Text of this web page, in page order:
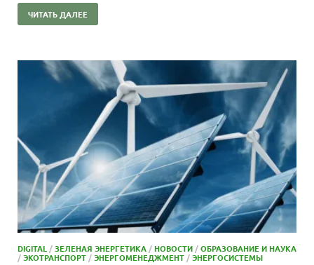
ЧИТАТЬ ДАЛЕЕ
DIGITAL /ЗЕЛЕНАЯ ЭНЕРГЕТИКА /НОВОСТИ /ОБРАЗОВАНИЕ И НАУКА
/ЭКОТРАНСПОРТ /ЭНЕРГОМЕНЕДЖМЕНТ /ЭНЕРГОСИСТЕМЫ